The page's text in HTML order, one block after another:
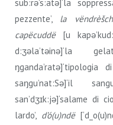
sub:rǝ’s:atǝ]‘la
pezzente’, la
capëcuddë[u
d:ʒǝla’tǝinǝ]‘la
ŋganda’ratǝ]‘tipologia
saŋgu’nat:Sǝ]‘il
san’dʒɪk:jǝ]‘salame di
lardo’, d’ó(u)ndë